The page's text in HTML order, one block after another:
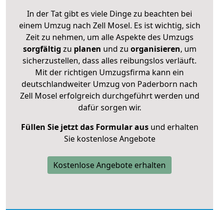
In der Tat gibt es viele Dinge zu beachten bei
einem Umzug nach Zell Mosel. Es ist wichtig, sich
Zeit zu nehmen, um alle Aspekte des Umzugs
sorgfältig zu planen und zu organisieren, um
sicherzustellen, dass alles reibungslos verläuft.
Mit der richtigen Umzugsfirma kann ein
deutschlandweiter Umzug von Paderborn nach
Zell Mosel erfolgreich durchgeführt werden und
dafür sorgen wir.
Füllen Sie jetzt das Formular ausund erhalten
Sie kostenlose Angebote
Kostenlose Angebote erhalten